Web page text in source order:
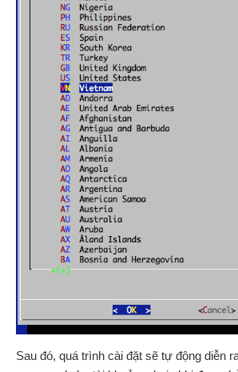
Sau đó, quá trình cài đặt sẽ tự động diễn